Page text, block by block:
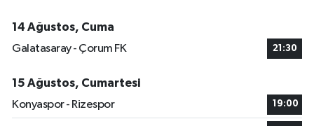
14 Ağustos, Cuma
Galatasaray - Çorum FK
21:30
15 Ağustos, Cumartesi
Konyaspor - Rizespor
19:00